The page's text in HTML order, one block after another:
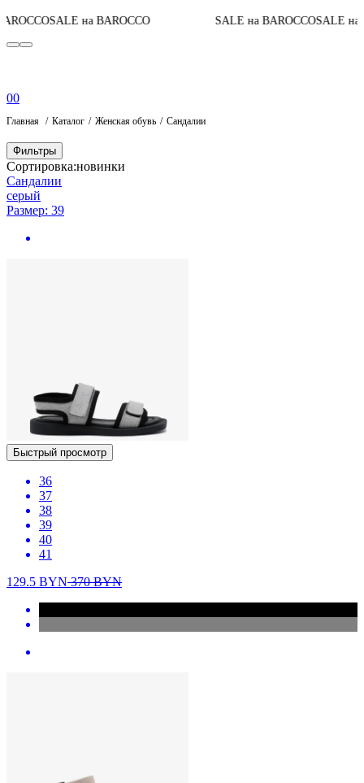
SALE на BAROCCO SALE на BAROCCOSALE на
00
Главная Каталог Женская обувь Сандалии
Фильтры
Сортировка:новинки
Сандалии
серый
Размер: 39
Быстрый просмотр
36
37
38
39
40
41
129.5 BYN370BYN